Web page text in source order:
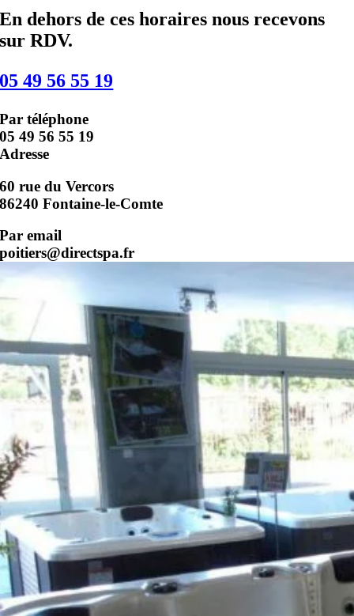
En dehors de ces horaires nous recevons
sur RDV.
05 49 56 55 19
Par téléphone
05 49 56 55 19
Adresse
60 rue du Vercors
86240 Fontaine-le-Comte
Par email
poitiers@directspa.fr